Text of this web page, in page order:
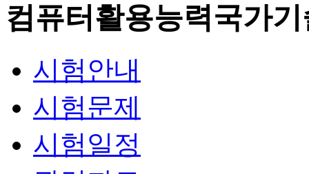
컴퓨터활용능력국가
시험안내
시험문제
시험일정